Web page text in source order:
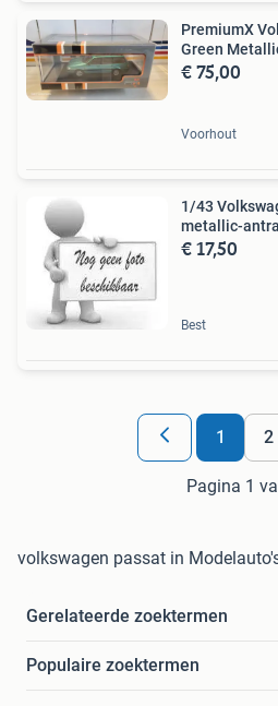
PremiumX
Green
€ 75,00
Voorhout
1/43
metallic-
€ 17,50
Best
1 2
Pagina 1
volkswagen passat in
Gerelateerde zoektermen
Populaire zoektermen